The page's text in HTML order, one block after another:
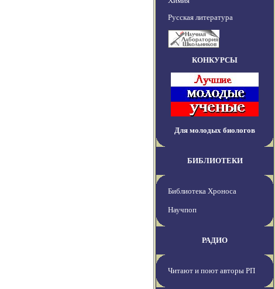
Русская литература
КОНКУРСЫ
Для молодых биологов
БИБЛИОТЕКИ
Библиотека Хроноса
Научпоп
РАДИО
Читают и поют авторы РП